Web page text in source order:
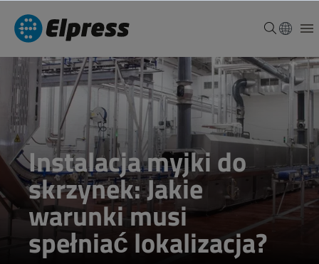
Instalacja myjki do
skrzynek: Jakie
warunki musi
spełniać lokalizacja?